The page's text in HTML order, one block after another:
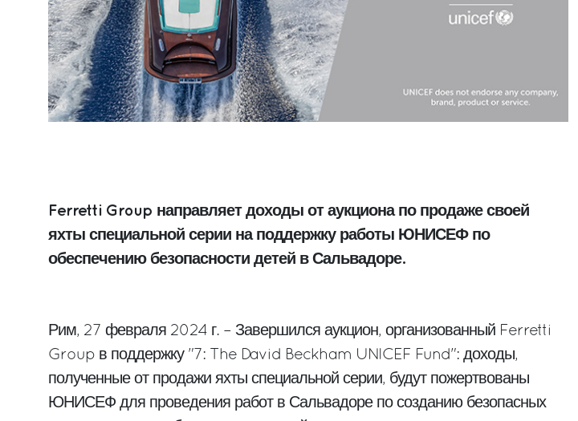
Ferretti Group направляет доходы от аукциона по продаже своей
яхты специальной серии на поддержку работы ЮНИСЕФ по
обеспечению безопасности детей в Сальвадоре.
Рим, 27 февраля 2024 г. – Завершился аукцион, организованный Ferretti
Group в поддержку "7: The David Beckham UNICEF Fund": доходы,
полученные от продажи яхты специальной серии, будут пожертвованы
ЮНИСЕФ для проведения работ в Сальвадоре по созданию безопасных